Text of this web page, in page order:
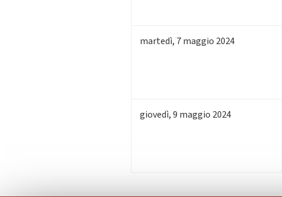
martedì, 7maggio 2024
giovedì,9 maggio 2024